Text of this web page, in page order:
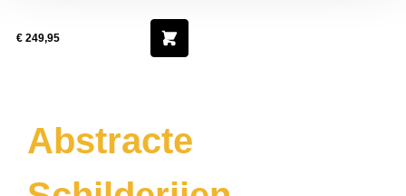
€ 249,95
Abstracte